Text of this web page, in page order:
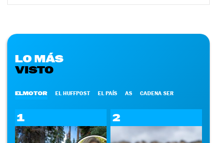
LO MÁS
VISTO
ELMOTOR EL HUFFPOST EL PAÍS AS CADENA SER
1 2